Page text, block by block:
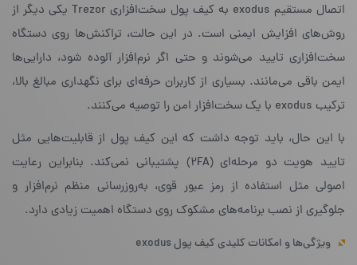
اتصال مستقیم exodus به کیف پول سخت‌افزاری Trezor یکی دیگر از
روش‌های افزایش ایمنی است. در این حالت، تراکنش‌ها روی دستگاه
سخت‌افزاری تایید می‌شوند و حتی اگر نرم‌افزار آلوده شود، دارایی‌ها
ایمن باقی می‌مانند. بسیاری از کاربران حرفه‌ای برای نگهداری مبالغ بالا،
ترکیب exodus با یک سخت‌افزار امن را توصیه می‌کنند.
با این حال، باید توجه داشت که این کیف پول از قابلیت‌هایی مثل
تایید هویت دو مرحله‌ای (2FA) پشتیبانی نمی‌کند. بنابراین رعایت
اصولی مثل استفاده از رمز عبور قوی، به‌روزرسانی منظم نرم‌افزار و
جلوگیری از نصب برنامه‌های مشکوک روی دستگاه اهمیت زیادی دارد.
ویژگی‌ها و امکانات کلیدی کیف پول exodus